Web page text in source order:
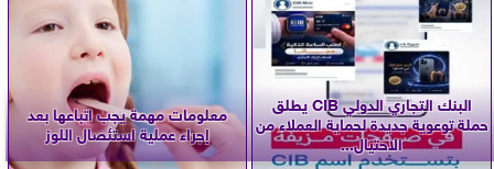
البنك التجاري الدولي CIB يطلق
حملة توعوية جديدة لحماية العملاء من
الاحتيال...
معلومات مهمة يجب اتباعها بعد
إجراء عملية استئصال اللوز